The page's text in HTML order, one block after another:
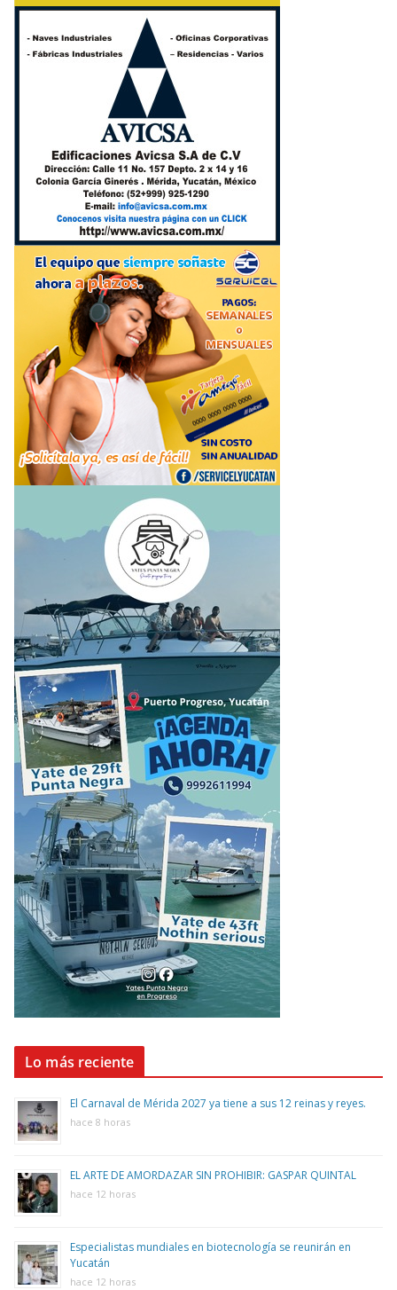
Lo más reciente
El Carnaval de Mérida 2027 ya tiene a sus 12 reinas y reyes.
hace 8 horas
EL ARTE DE AMORDAZAR SIN PROHIBIR: GASPAR QUINTAL
hace 12 horas
Especialistas mundiales en biotecnología se reunirán en
Yucatán
hace 12 horas